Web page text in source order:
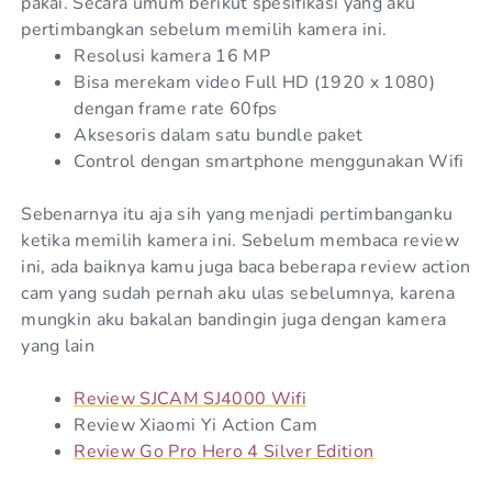
pertimbangkan sebelum memilih kamera ini.
Resolusi kamera 16 MP
Bisa merekam video Full HD (1920 x 1080)
dengan frame rate 60fps
Aksesoris dalam satu bundle paket
Control dengan smartphone menggunakan Wifi
Sebenarnya itu aja sih yang menjadi pertimbanganku
ketika memilih kamera ini. Sebelum membaca review
ini, ada baiknya kamu juga baca beberapa review action
cam yang sudah pernah aku ulas sebelumnya, karena
mungkin aku bakalan bandingin juga dengan kamera
yang lain
Review SJCAM SJ4000 Wifi
Review Xiaomi Yi Action Cam
Review Go Pro Hero 4 Silver Edition